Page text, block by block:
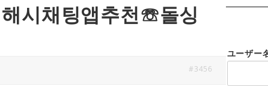
시채팅앱추천☏돌싱
#3456
ユーザー